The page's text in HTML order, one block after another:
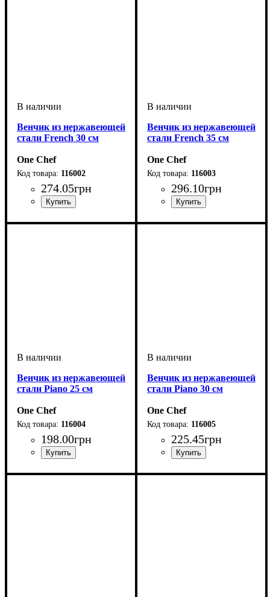
Венчик из нержавеющей
стали French 30 см
One Chef
116002
274.05грн
Венчик из нержавеющей
стали French 35 см
One Chef
116003
296.10грн
Венчик из нержавеющей
стали Piano 25 см
One Chef
116004
198.00грн
Венчик из нержавеющей
стали Piano 30 см
One Chef
116005
225.45грн